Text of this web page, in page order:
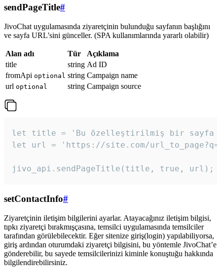
sendPageTitle#
JivoChat uygulamasında ziyaretçinin bulunduğu sayfanın başlığını
ve sayfa URL'sini günceller. (SPA kullanımlarında yararlı olabilir)
Alan adı Tür
Açıklama
title
string Ad ID
fromApi optional string Campaign name
url optional string Campaign source
let title = 'Bu özelleştirilmiş bir sayfa
let url = 'https://site.com/
jivo_api.sendPageTitle(title, true, url);
setContactInfo#
Ziyaretçinin iletişim bilgilerini ayarlar. Atayacağınız iletişim bilgisi,
tıpkı ziyaretçi bırakmışçasına, temsilci uygulamasında temsilciler
tarafından görülebilecektir. Eğer sitenize giriş(login) yapılabiliyorsa,
giriş ardından oturumdaki ziyaretçi bilgisini, bu yöntemle JivoChat’e
gönderebilir, bu sayede temsilcilerinizi kiminle konuştuğu hakkında
bilgilendirebilirsiniz.